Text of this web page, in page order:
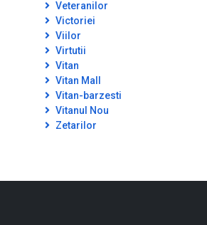
Veteranilor
Victoriei
Viilor
Virtutii
Vitan
Vitan Mall
Vitan-barzesti
Vitanul Nou
Zetarilor